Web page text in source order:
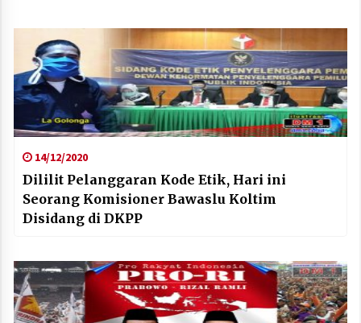
14/12/2020
Dililit Pelanggaran Kode Etik, Hari ini
Seorang Komisioner Bawaslu Koltim
Disidang di DKPP